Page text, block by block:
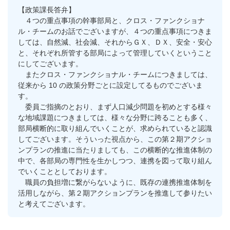
【政策課長答弁】
４つの重点事項の幹事部局と、クロス・ファンクショナ
ル・チームのお話でございますが、４つの重点事項につきま
しては、自然減、社会減、それからＧＸ、ＤＸ、安全・安心
と、それぞれ所管する部局によって管理していくということ
にしてございます。
またクロス・ファンクショナル・チームにつきましては、
従来から 10 の政策分野ごとに設定してるものでございま
す。
委員ご指摘のとおり、まず人口減少問題を初めとする様々
な地域課題につきましては、様々な分野に跨ることも多く、
部局横断的に取り組んでいくことが、求められていると認識
してございます。そういった視点から、この第２期アクショ
ンプランの推進に当たりましても、この横断的な推進体制の
中で、各部局の専門性を生かしつつ、連携を図って取り組ん
でいくこととしております。
職員の負担増に繋がらないように、既存の連携推進体制を
活用しながら、第２期アクションプランを推進して参りたい
と考えてございます。